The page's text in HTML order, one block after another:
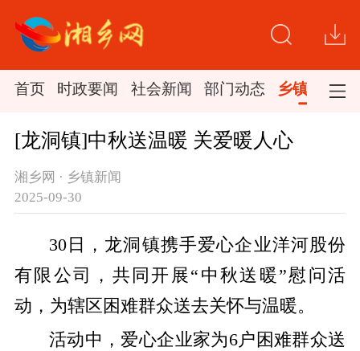
首页 时政要闻 社会新闻 部门动态 乡镇新闻
[龙洞镇]中秋送温暖 关爱暖人心
湘乡网 · 乡镇新闻
2025-09-30
30日，龙洞镇携手爱心企业洋河股份
有限公司，共同开展“中秋送暖”慰问活
动，为辖区困难群众送去关怀与温暖。
活动中，爱心企业家为6户困难群众送